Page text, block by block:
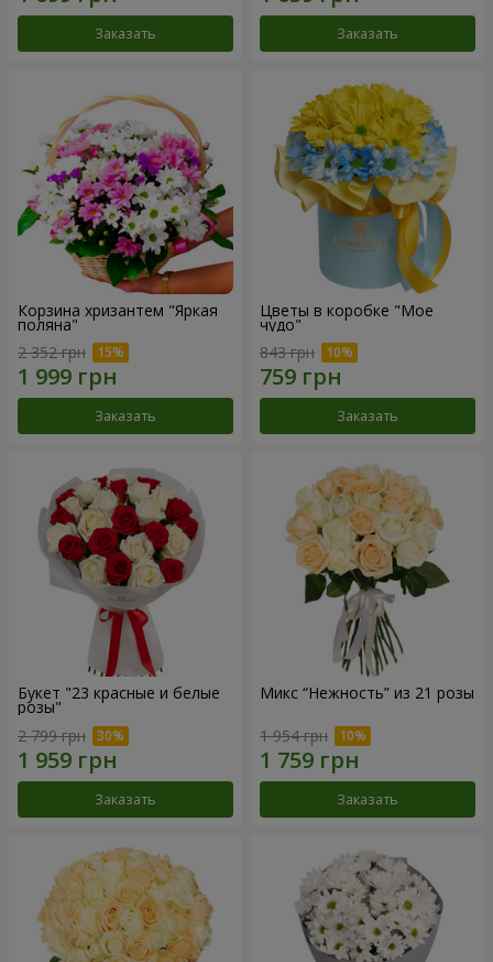
Заказать Заказать
Корзина хризантем "Яркая
поляна"
2 352 грн
Заказать
Цветы в коробке "Мое
чудо"
843 грн
Заказать
Букет "23 красные и белые
розы"
2 799 грн
Заказать
Микс “Нежность” из 21 розы
1 954 грн
Заказать